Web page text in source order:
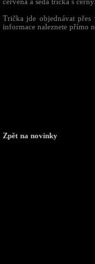
Trička jde objednávat
informace naleznete přímo
Zpět na novinky